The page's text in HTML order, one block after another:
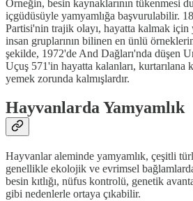
Örneğin, besin kaynaklarının tükenmesi
içgüdüsüyle yamyamlığa başvurulabilir.
Partisi'nin trajik olayı, hayatta kalmak için
insan gruplarının bilinen en ünlü
şekilde, 1972'de And Dağları'nda düşen
Uçuş 571'in hayatta kalanları, kurtarılana
yemek zorunda kalmışlardır.
Hayvanlarda Yamyamlık
Hayvanlar aleminde yamyamlık, çeşitli
genellikle ekolojik ve evrimsel
besin kıtlığı, nüfus kontrolü, genetik
gibi nedenlerle ortaya çıkabilir.